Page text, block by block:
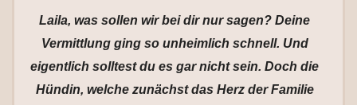
Laila, was sollen wir bei dir nur sagen? Deine
Vermittlung ging so unheimlich schnell. Und
eigentlich solltest du es gar nicht sein. Doch die
Hündin, welche zunächst das Herz der Familie